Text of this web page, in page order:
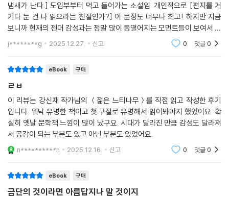
냄새가 난다.] 도입부부터 먹고 들어가는 소설임. 개인적으로 [편지를 거
기다 둔 건 나 읽으라는 친절인가?] 이 문장도 너무나 최고! 하지만 지금
보니까 현재의 젠더 감성과는 정말 많이 동떨어지는 모먼트들이 보여서 그
게 좀 아쉬웠어요. 예전에는 정말 설레면서 읽었던 것 같은데 시대가 변하
니 제가 책을
j********g 2025.12.27. 신고 0 댓글0
eBook 구매
ㄹㅂ
이 리뷰는 강신재 작가님의 ＜젊은 느티나무＞를 직접 읽고 작성한 후기
입니다. 워낙 유명한 책이고 첫 구절로 유명해서 읽어봐야지 했었어요. 확
실히 옛날 문학책 느낌이 많이 났구요. 시대가 달라진 만큼 감성도 달라져
서 공감이 되는 부분도 있고 아닌 부분도 있었어요.
n**********n 2025.12.16. 신고 0 댓글0
eBook 구매
금단의 것이라면 아름답지나 말 것이지